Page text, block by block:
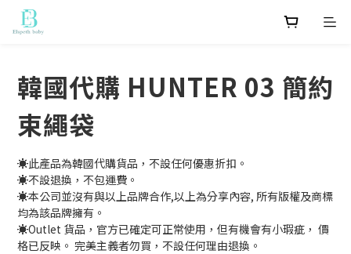
韓國代購 HUNTER 03 簡約
束繩袋
☀️此產品為韓國代購貨品，不設任何優惠折扣。
☀️不設退換，不包運費。
☀️本公司並沒有與以上品牌合作,以上為分享內容, 所有版權及商標
均為該品牌擁有。
☀️Outlet 貨品，官方已確定可正常使用，但有機會有小瑕疵， 價
格已反映。 完美主義者勿買，不設任何理由退換。